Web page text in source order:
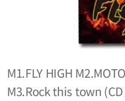
M1.FLY HIGH
M3.Rock this town (CD